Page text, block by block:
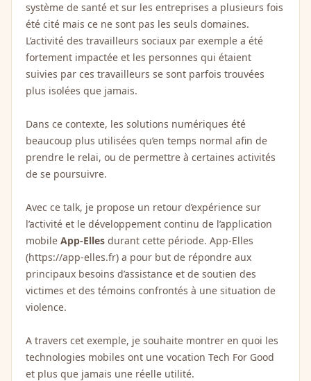
système de santé et sur les entreprises a plusieurs fois
été cité mais ce ne sont pas les seuls domaines.
L’activité des travailleurs sociaux par exemple a été
fortement impactée et les personnes qui étaient
suivies par ces travailleurs se sont parfois trouvées
plus isolées que jamais.
Dans ce contexte, les solutions numériques été
beaucoup plus utilisées qu’en temps normal afin de
prendre le relai, ou de permettre à certaines activités
de se poursuivre.
Avec ce talk, je propose un retour d’expérience sur
l’activité et le développement continu de l’application
mobile App-Elles durant cette période. App-Elles
(https://app-elles.fr) a pour but de répondre aux
principaux besoins d’assistance et de soutien des
victimes et des témoins confrontés à une situation de
violence.
A travers cet exemple, je souhaite montrer en quoi les
technologies mobiles ont une vocation Tech For Good
et plus que jamais une réelle utilité.